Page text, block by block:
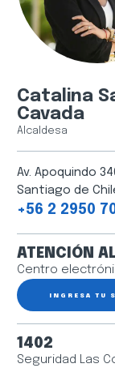
Catalina
Cavada
Alcaldesa
Av. Apoquindo
Santiago de
+56 2 2950
ATENCIÓN
Centro
INGRESA TU
1402
Seguridad Las